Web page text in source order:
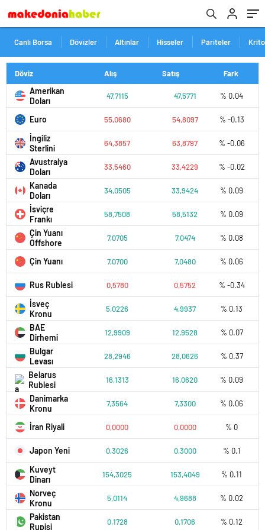
Canlı Borsa Dövizler Altınlar Hisseler Pariteler
Döviz Alış Satış Fark
Amerikan
Doları
47,7115 47,5771 % 0.04
Euro 55,0680 54,8097 % -0.13
İngiliz
Sterlini
64,3857 63,8797 % -0.06
Avustralya
Doları
33,5460 33,4229 % -0.02
Kanada
Doları
34,0505 33,9424 % 0.09
İsviçre
Frankı
58,7508 58,5132 % 0.09
Çin Yuanı
Offshore
7,0705 7,0474 % 0.08
Çin Yuanı 7,0700 7,0480 % 0.06
Rus Rublesi 0,5780 0,5752 % -0.34
İsveç
Kronu
5,0226 4,9937 % 0.13
BAE
Dirhemi
12,9909 12,9528 % 0.07
Bulgar
Levası
28,2946 28,0626 % 0.37
Belarus
Rublesi
16,1313 16,0620 % 0.09
Danimarka
Kronu
7,3564 7,3300 % 0.06
İran Riyali 0,0000 0,0000 % 0
Japon Yeni 0,3026 0,3000 % 0.1
Kuveyt
Dinarı
154,3025 153,4049 % 0.11
Norveç
Kronu
5,0114 4,9688 % 0.02
Pakistan
Rupisi
0,1728 0,1706 % 0.12